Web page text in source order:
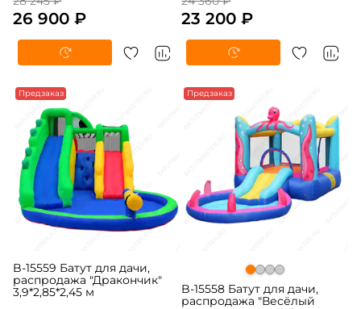
26 900 ₽ 23 200 ₽
-5% Предзаказ
B-15559 Батут для дачи,
распродажа "Дракончик"
3,9*2,85*2,45 м
-5% Предзаказ
B-15558 Батут для дачи,
распродажа "Весёлый